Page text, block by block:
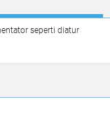
seperti diatur